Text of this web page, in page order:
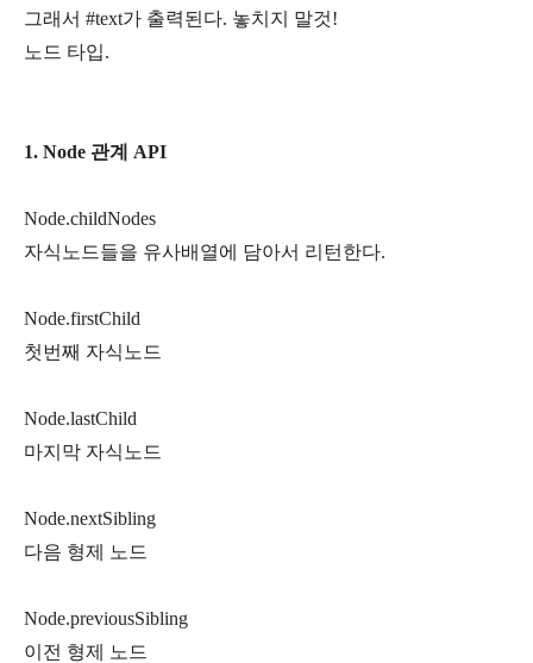
그래서 #text가 출력된다. 놓치지 말것!
노드 타입.
1. Node 관계 API
Node.childNodes
자식노드들을 유사배열에 담아서 리턴한다.
Node.firstChild
첫번째 자식노드
Node.lastChild
마지막 자식노드
Node.nextSibling
다음 형제 노드
Node.previousSibling
이전 형제 노드